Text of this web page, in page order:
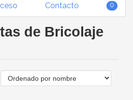
Contacto 0
de Bricolaje